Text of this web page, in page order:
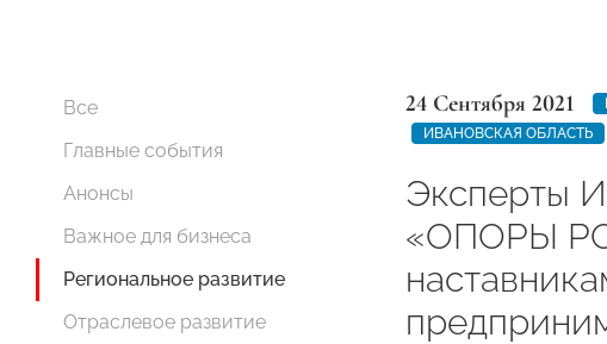
Все
Главные события
Анонсы
Важное для бизнеса
Региональное развитие
Отраслевое развитие
24 Сентября 2021
ИВАНОВСКАЯ ОБЛАСТЬ
Эксперты
«ОПОРЫ